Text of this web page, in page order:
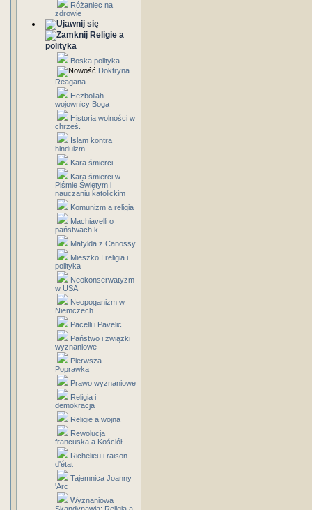
Różaniec na
zdrowie
Religie a
polityka
Boska polityka
Doktryna
Reagana
Hezbollah
wojownicy Boga
Historia wolności w
chrześ.
Islam kontra
hinduizm
Kara śmierci
Kara śmierci w
Piśmie Świętym i
nauczaniu katolickim
Komunizm a religia
Machiavelli o
państwach k
Matylda z Canossy
Mieszko I religia i
polityka
Neokonserwatyzm
w USA
Neopoganizm w
Niemczech
Pacelli i Pavelic
Państwo i związki
wyznaniowe
Pierwsza
Poprawka
Prawo wyznaniowe
Religia i
demokracja
Religie a wojna
Rewolucja
francuska a Kościół
Richelieu i raison
d'état
Tajemnica Joanny
'Arc
Wyznaniowa